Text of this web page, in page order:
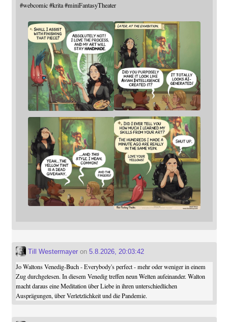
#webcomic #krita #miniFantasyTheater
Till Westermayeron 5.8.2026, 20:03:42
Jo Waltons Venedig-Buch - Everybody's perfect - mehr oder weniger in einem
Zug durchgelesen. In diesem Venedig treffen neun Welten aufeinander. Walton
macht daraus eine Meditation über Liebe in ihren unterschiedlichen
Ausprägungen, über Verletzlichkeit und die Pandemie.